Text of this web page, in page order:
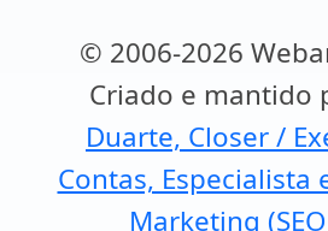
© 2006-2026
Criado e mantido
Duarte, Closer /
Contas, Especialista
Marketing